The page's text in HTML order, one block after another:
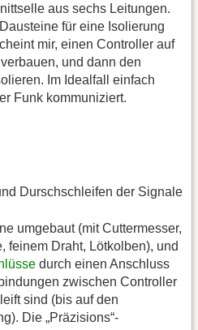
aus sechs Leitungen.
für eine Isolierung
mir, einen Controller auf
und dann den
Im Idealfall einfach
Funk kommuniziert.
Durschschleifen der Signale
umgebaut (mit Cuttermesser,
feinem Draht, Lötkolben), und
durch einen Anschluss
zwischen Controller
sind (bis auf den
Die „Präzisions“-